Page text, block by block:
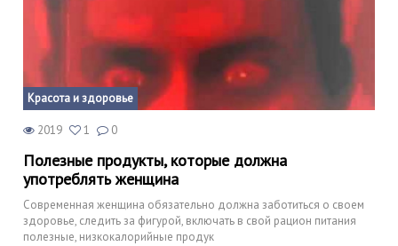
Красота и здоровье
2019 1 0
Полезные продукты, которые должна
употреблять женщина
Современная женщина обязательно должна заботиться о своем
здоровье, следить за фигурой, включать в свой рацион питания
полезные, низкокалорийные продук